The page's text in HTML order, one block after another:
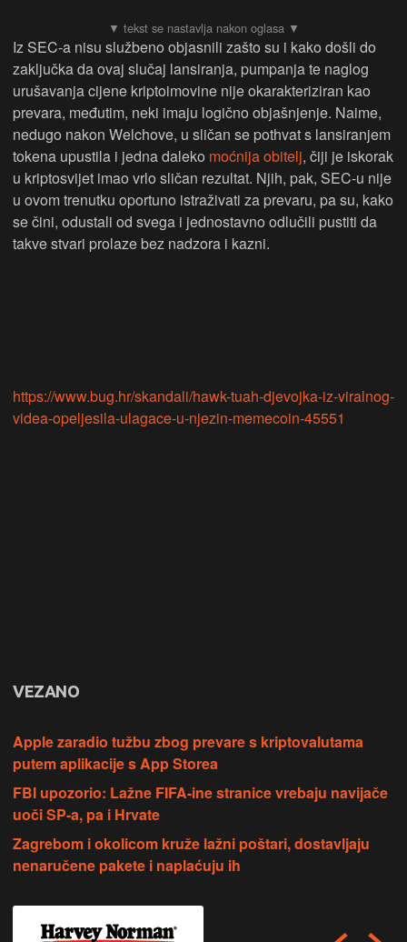
Iz SEC-a nisu službeno objasnili zašto su i kako došli do
zaključka da ovaj slučaj lansiranja, pumpanja te naglog
urušavanja cijene kriptoimovine nije okarakteriziran kao
prevara, međutim, neki imaju logično objašnjenje. Naime,
nedugo nakon Welchove, u sličan se pothvat s lansiranjem
tokena upustila i jedna daleko moćnijaobitelj, čiji je iskorak
u kriptosvijet imao vrlo sličan rezultat. Njih, pak, SEC-u nije
u ovom trenutku oportuno istraživati za prevaru, pa su, kako
se čini, odustali od svega i jednostavno odlučili pustiti da
takve stvari prolaze bez nadzora i kazni.
https://www.bug.hr/skandali/hawk-tuah-djevojka-iz-viralnog-
videa-opeljesila-ulagace-u-njezin-memecoin-45551
VEZANO
Apple zaradio tužbu zbog prevare s kriptovalutama
putem aplikacije s App Storea
FBI upozorio: Lažne FIFA-ine stranice vrebaju navijače
uoči SP-a, pa i Hrvate
Zagrebom i okolicom kruže lažni poštari, dostavljaju
nenaručene pakete i naplaćuju ih